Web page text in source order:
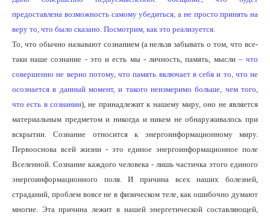
предоставлена возможность самому убедиться, а не просто принять на
веру то, что было сказано. Посмотрим, как это реализуется.
То, что обычно называют сознанием (а нельзя забывать о том, что все-
таки наше сознание - это и есть мы - личность, память, мысли – что
совершенно не верно потому, что память включает в себя и то, что не
осознается в данный момент, и такого неизмеримо больше, чем того,
что есть в сознании), не принадлежит к нашему миру, оно не является
материальным предметом и никогда и никем не обнаруживалось при
вскрытии. Сознание относится к энергоинформационному миру.
Первооснова всей жизни - это единое энергоинформационное поле
Вселенной. Сознание каждого человека - лишь частичка этого единого
энергоинформационного поля. И причина всех наших болезней,
страданий, проблем вовсе не в физическом теле, как ошибочно думают
многие. Эта причина лежит в нашей энергетической составляющей,